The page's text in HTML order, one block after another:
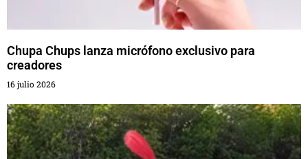
Chupa Chups lanza micrófono exclusivo para
creadores
16 julio 2026